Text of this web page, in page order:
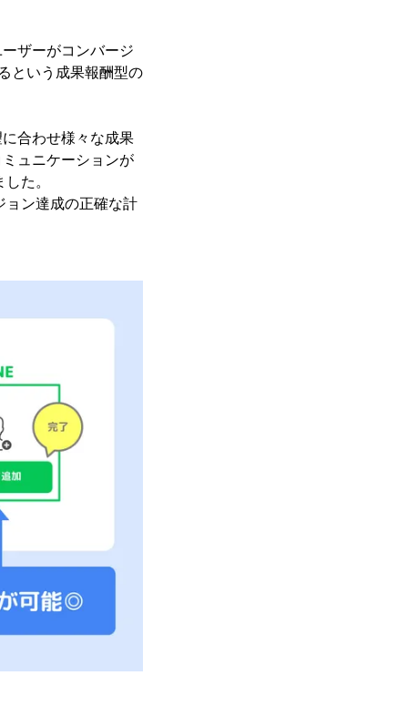
ザーがコンバージ
という成果報酬型の
合わせ様々な成果
ュニケーションが
た。
ョン達成の正確な計